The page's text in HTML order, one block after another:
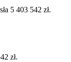
5 403 542 zł.
zł.